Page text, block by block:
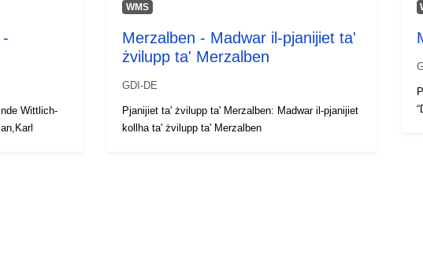
Wittlich-
WMS
Merzalben - Madwar il-pjanijiet ta'
żvilupp ta' Merzalben
GDI-DE
Pjanijiet ta' żvilupp ta' Merzalben: Madwar il-pjanijiet
kollha ta' żvilupp ta' Merzalben